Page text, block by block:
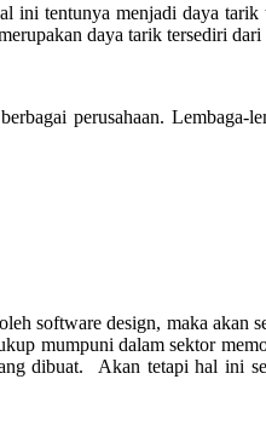
ini tentunya menjadi daya
daya tarik tersediri
perusahaan. Lembaga-
software design, maka akan
mumpuni dalam sektor
dibuat. Akan tetapi hal ini